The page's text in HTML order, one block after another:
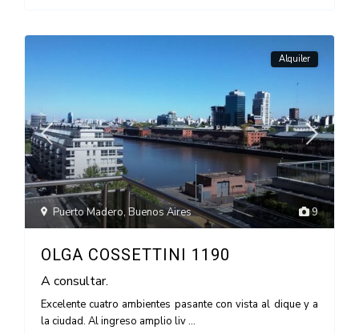
9
Puerto Madero,Buenos Aires
Alquiler
OLGA COSSETTINI 1190
A consultar.
Excelente cuatro ambientes pasante con vista al dique y a
la ciudad. Al ingreso amplio liv...